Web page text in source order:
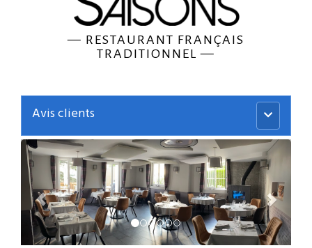
— RESTAURANT FRANÇAIS
TRADITIONNEL—
Menu
principal
Avis clients